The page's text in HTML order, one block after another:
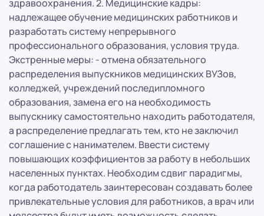
здравоохранения. 2. Медицинские кадры:
надлежащее обучение медицинских работников и
разработать систему непрерывного
профессионального образования, условия труда.
Экстренные меры: - отмена обязательного
распределения выпускников медицинских ВУЗов,
колледжей, учреждений последипломного
образования, замена его на необходимость
выпускнику самостоятельно находить работодателя,
а распределение предлагать тем, кто не заключил
соглашение с нанимателем. Ввести систему
повышающих коэффициентов за работу в небольших
населенных пунктах. Необходим сдвиг парадигмы,
когда работодатель заинтересован создавать более
привлекательные условия для работников, а врач или